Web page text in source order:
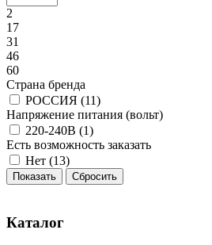
2
17
31
46
60
Страна бренда
РОССИЯ (11)
Напряжение питания (вольт)
220-240В (1)
Есть возможность заказать
Нет (13)
Каталог